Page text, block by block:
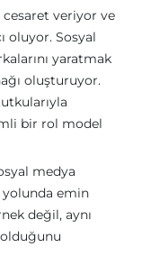
cesaret veriyor ve
oluyor. Sosyal
yaratmak
oluşturuyor.
bir rol model
medya
emin
değil, aynı